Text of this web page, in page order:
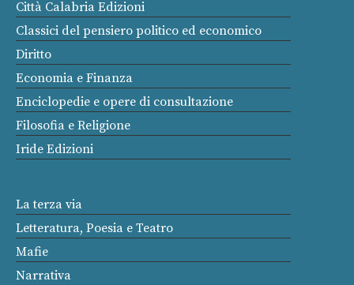
Città Calabria Edizioni
Classici del pensiero politico ed economico
Diritto
Economia e Finanza
Enciclopedie e opere di consultazione
Filosofia e Religione
Iride Edizioni
La terza via
Letteratura, Poesia e Teatro
Mafie
Narrativa